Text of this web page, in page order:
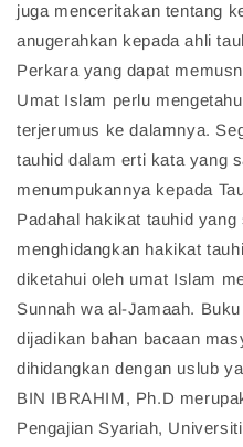
juga menceritakan tentang
anugerahkan kepada ahli
Perkara yang dapat
Umat Islam perlu
terjerumus ke dalamnya.
tauhid dalam erti kata yang
menumpukannya kepada
Padahal hakikat tauhid
menghidangkan hakikat
diketahui oleh umat Islam
Sunnah wa al-Jamaah.
dijadikan bahan bacaan
dihidangkan dengan uslub
BIN IBRAHIM, Ph.D
Pengajian Syariah,